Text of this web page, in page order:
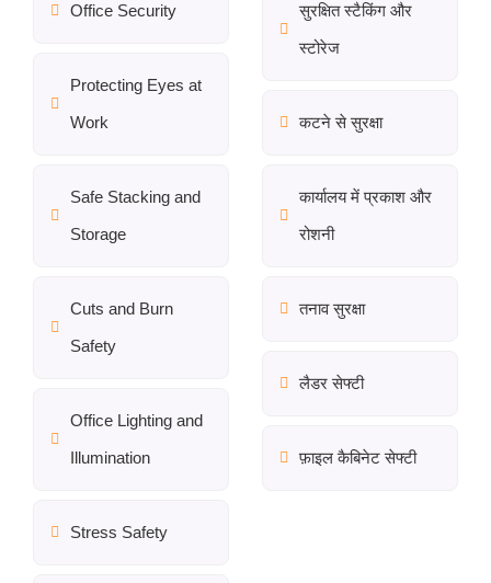
Office Security
Protecting Eyes at
Work
Safe Stacking and
Storage
Cuts and Burn
Safety
Office Lighting and
Illumination
Stress Safety
सुरक्षित स्टैकिंग और
स्टोरेज
कटने से सुरक्षा
कार्यालय में प्रकाश और
रोशनी
तनाव सुरक्षा
लैडर सेफ्टी
फ़ाइल कैबिनेट सेफ्टी